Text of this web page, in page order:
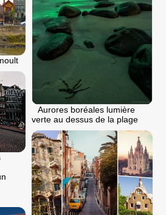
Aurores boréales lumière
verte au dessus de la plage